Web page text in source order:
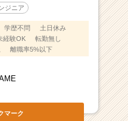
マーク
ジニア
学歴不問
土日休み
経験OK
転勤無し
離職率5%以下